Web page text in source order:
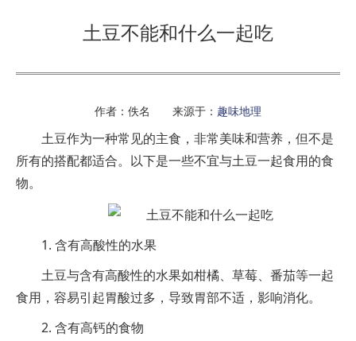
土豆不能和什么一起吃
作者：佚名 来源于： 趣味地理
土豆作为一种常见的主食，非常美味和营养，但不是
所有的搭配都适合。以下是一些不宜与土豆一起食用的食
物。
1. 含有高酸性的水果
土豆与含有高酸性的水果如柑橘、草莓、番茄等一起
食用，容易引起胃酸过多，导致胃部不适，影响消化。
2. 含有高钙的食物